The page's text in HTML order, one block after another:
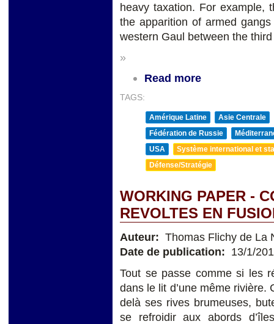
heavy taxation. For example,
the apparition of armed
western Gaul between the
»
Read more
TAGS:
Amérique Latine
Asie Centrale
Fédération de Russie
USA
Système international et
Défense/Stratégie
WORKING PAPER -
REVOLTES EN
Auteur: Thomas Flichy de La
Date de publication: 13/1/
Tout se passe comme si les
dans le lit d’une même rivière.
delà ses rives brumeuses,
se refroidir aux abords